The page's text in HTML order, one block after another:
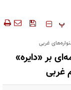
پ
غربی
بر «دایره»
غربی